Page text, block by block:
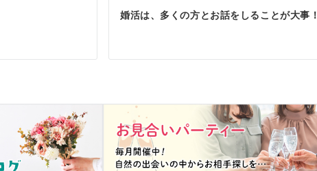
婚活は、多くの方とお話をしることが大事！